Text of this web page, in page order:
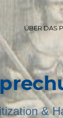
ÜBER DAS
&